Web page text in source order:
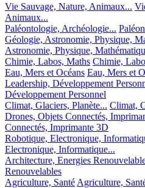
Vie Sauvage, Nature, Animaux...
Animaux...
Paléontologie, Archéologie...
Géologie, Astronomie, Physique,
Astronomie, Physique,
Chimie, Labos, Maths Chimie,
Eau, Mers et Océans Eau, Mers et
Leadership, Développement
Développement Personnel
Climat, Glaciers, Planète... Climat,
Drones, Objets Connectés,
Connectés, Imprimante 3D
Robotique, Electronique,
Electronique, Informatique...
Architecture, Energies
Renouvelables
Agriculture, Santé Agriculture,